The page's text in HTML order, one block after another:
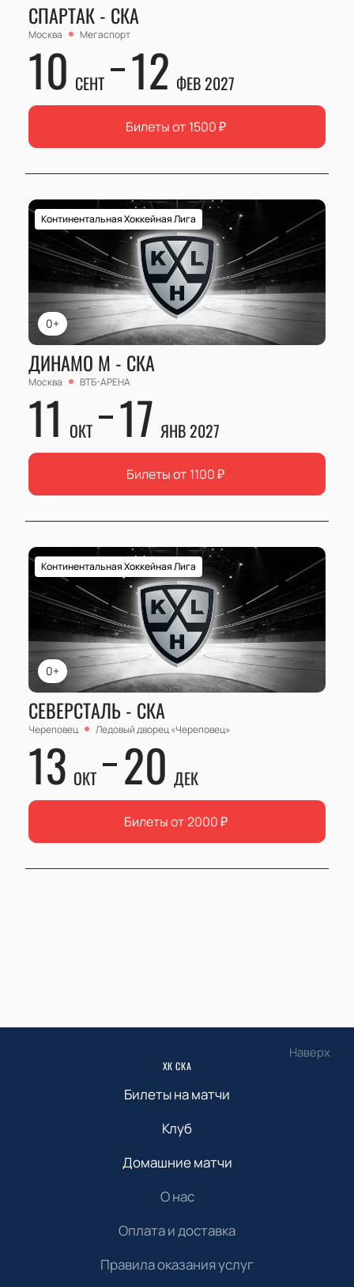
СПАРТАК - СКА
Москва Мегаспорт
10 СЕНТ 12 ФЕВ 2027
Билеты от 1500₽
0+
Континентальная Хоккейная Лига
ДИНАМО М - СКА
Москва ВТБ-АРЕНА
11 ОКТ 17 ЯНВ 2027
Билеты от 1100₽
0+
Континентальная Хоккейная Лига
СЕВЕРСТАЛЬ - СКА
Череповец Ледовый дворец «Череповец»
13 ОКТ 20 ДЕК
Билеты от 2000₽
Наверх
ХК СКА
Билеты на матчи
Клуб
Домашние матчи
О нас
Оплата и доставка
Правила оказания услуг